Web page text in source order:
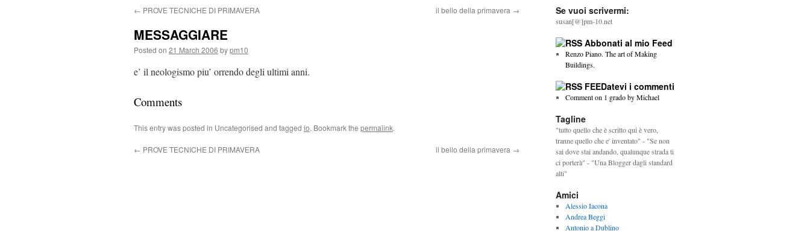
content
← PROVE TECNICHE DI PRIMAVERA il bello della primavera →
MESSAGGIARE
Posted on 21 March 2006 bypm10
e’ il neologismo piu’ orrendo degli ultimi anni.
Comments
This entry was posted in Uncategorised and tagged io. Bookmark the permalink.
← PROVE TECNICHE DI PRIMAVERA il bello della primavera →
Se vuoi scrivermi:
susan[@]pm-10.net
Abbonati al mio Feed
Renzo Piano. The art of Making
Buildings.
FEEDatevi i commenti
Comment on 1 grado by Michael
Tagline
"tutto quello che è scritto qui è vero,
tranne quello che e' inventato" - "Se non
sai dove stai andando, qualunque strada ti
ci porterà" - "Una Blogger dagli standard
alti"
Amici
Alessio Iacona
Andrea Beggi
Antonio a Dublino